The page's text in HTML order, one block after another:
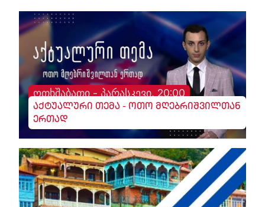
ოთხშაბათი - პარასკევი, 20:00
აქტუალური თემა - ოთო მღებრიშვილთან
ერთად